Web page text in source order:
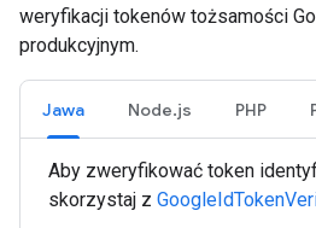
weryfikacji tokenów tożsamości
produkcyjnym.
Jawa Node.js PHP
Aby zweryfikować token
skorzystaj z